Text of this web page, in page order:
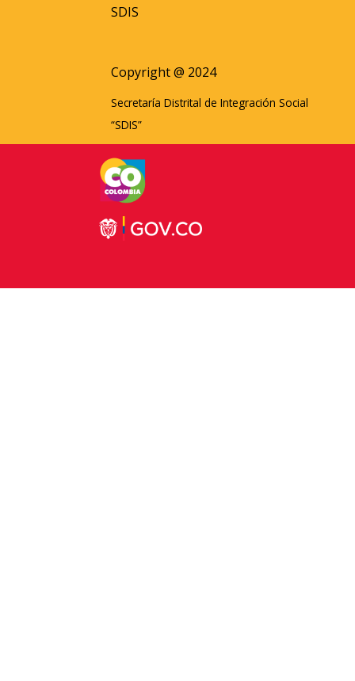
SDIS
Copyright @ 2024
Secretaría Distrital de Integración Social
“SDIS”